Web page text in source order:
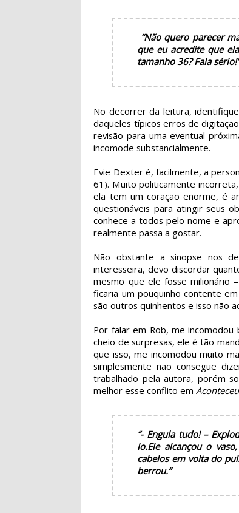
“Não quero parecer
que eu acredite que
tamanho 36? Fala
No decorrer da leitura,
daqueles típicos erros de
revisão para uma eventual
incomode substancialmente.
Evie Dexter é, facilmente, a
61). Muito politicamente
ela tem um coração enorme, é
questionáveis para atingir seus
conhece a todos pelo nome e
realmente passa a gostar.
Não obstante a sinopse nos
interesseira, devo discordar
mesmo que ele fosse milionário
ficaria um pouquinho contente
são outros quinhentos e isso não
Por falar em Rob, me
cheio de surpresas, ele é tão
que isso, me incomodou muito
simplesmente não consegue
trabalhado pela autora, porém
melhor esse conflito em
“- Engula tudo! –
lo.Ele alcançou o
cabelos em volta do
berrou.”